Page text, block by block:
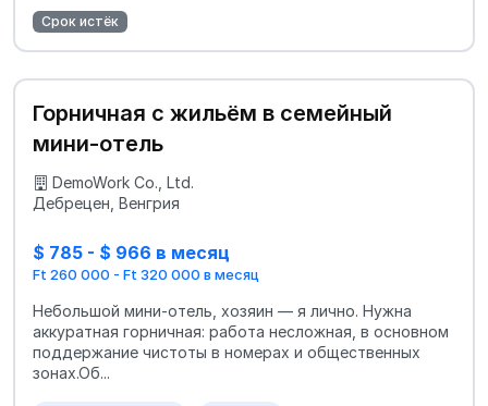
Срок истёк
Горничная с жильём в семейный
мини-отель
DemoWork Co., Ltd.
Дебрецен, Венгрия
$ 785 - $ 966 в месяц
Ft 260 000 - Ft 320 000 в месяц
Небольшой мини-отель, хозяин — я лично. Нужна
аккуратная горничная: работа несложная, в основном
поддержание чистоты в номерах и общественных
зонах.Об...